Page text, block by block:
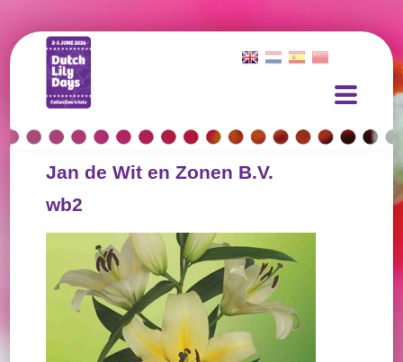
Jan de Wit en Zonen B.V.
wb2